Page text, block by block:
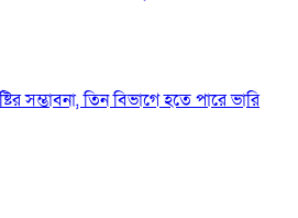
সম্ভাবনা, তিন বিভাগে হতে পারে ভারি